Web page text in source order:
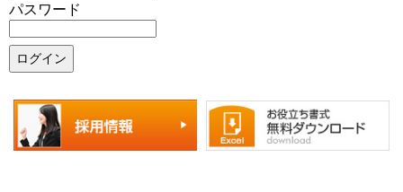
パスワード